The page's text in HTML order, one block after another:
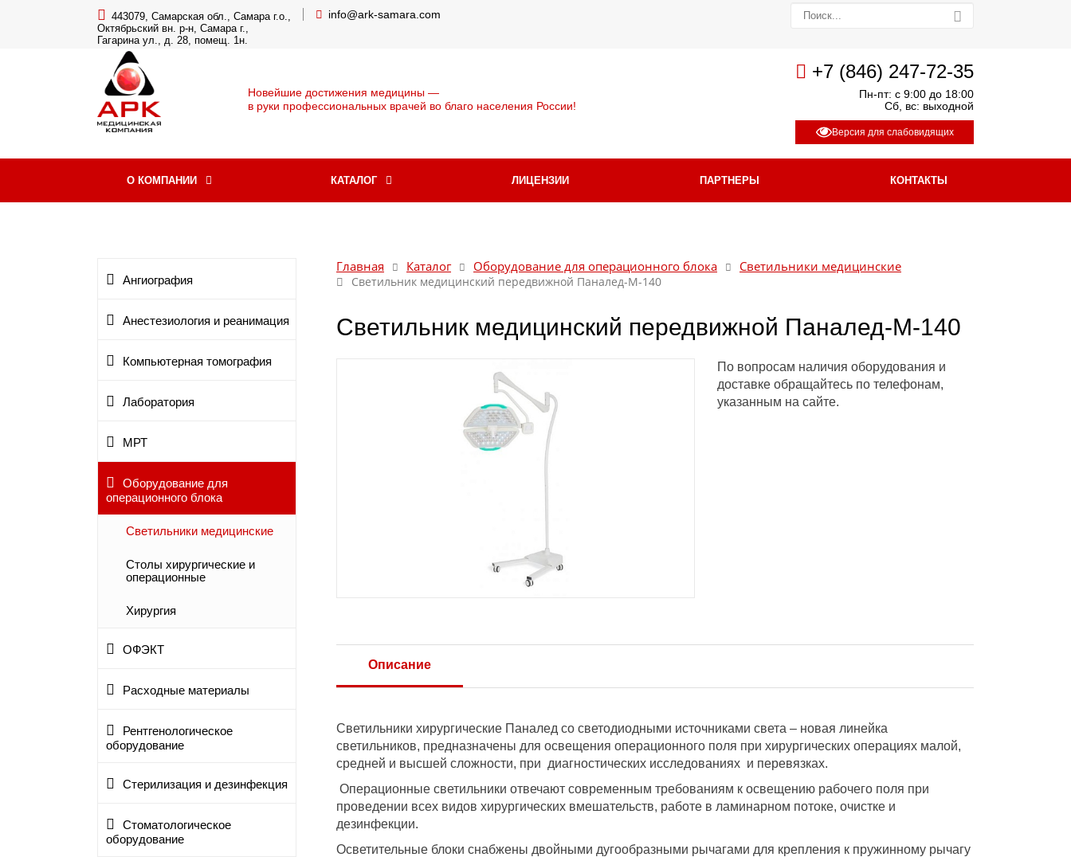
443079, Самарская обл., Самара г.о.,
Октябрьский вн. р-н, Самара г.,
Гагарина ул., д. 28, помещ. 1н.
info@ark-samara.com
+7 (846) 247-72-35
Пн-пт: с 9:00 до 18:00
Сб, вс: выходной
Версия для слабовидящих
Новейшие достижения медицины —
в руки профессиональных врачей во благо населения России!
О КОМПАНИИ КАТАЛОГ ЛИЦЕНЗИИ ПАРТНЕРЫ КОНТАКТЫ
Ангиография
Анестезиология и реанимация
Компьютерная томография
Лаборатория
МРТ
Оборудование для
операционного блока
Светильники медицинские
Столы хирургические и
операционные
Хирургия
ОФЭКТ
Расходные материалы
Рентгенологическое
оборудование
Стерилизация и дезинфекция
Стоматологическое
оборудование
Главная Каталог Оборудование для операционного блока Светильники медицинские
Светильник медицинский передвижной Паналед-М-140
Светильник медицинский передвижной Паналед-М-140
По вопросам наличия оборудования и
доставке обращайтесь по телефонам,
указанным на сайте.
Описание
Светильники хирургические Паналед со светодиодными источниками света – новая линейка
светильников, предназначены для освещения операционного поля при хирургических операциях малой,
средней и высшей сложности, при диагностических исследованиях и перевязках.
Операционные светильники отвечают современным требованиям к освещению рабочего поля при
проведении всех видов хирургических вмешательств, работе в ламинарном потоке, очистке и
дезинфекции.
Осветительные блоки снабжены двойными дугообразными рычагами для крепления к пружинному рычагу